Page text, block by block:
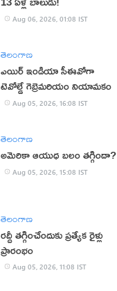
Aug 06, 2026, 01:08 IST
తెలంగాణ
ఎయిర్ ఇండియా సీఈవోగా
టెవోల్డే గెబ్రెమరియం నియామకం
Aug 05, 2026, 16:08 IST
తెలంగాణ
అమెరికా ఆయుధ బలం తగ్గిందా?
Aug 05, 2026, 15:08 IST
తెలంగాణ
రద్దీ తగ్గించేందుకు ప్రత్యేక రైళ్లు
ప్రారంభం
Aug 05, 2026, 11:08 IST